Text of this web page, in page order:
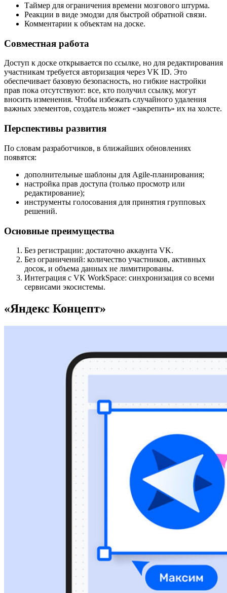
Таймер для ограничения времени мозгового штурма.
Реакции в виде эмодзи для быстрой обратной связи.
Комментарии к объектам на доске.
Совместная работа
Доступ к доске открывается по ссылке, но для редактирования
участникам требуется авторизация через VK ID. Это
обеспечивает базовую безопасность, но гибкие настройки
прав пока отсутствуют: все, кто получил ссылку, могут
вносить изменения. Чтобы избежать случайного удаления
важных элементов, создатель может «закрепить» их на холсте.
Перспективы развития
По словам разработчиков, в ближайших обновлениях
появятся:
дополнительные шаблоны для Agile-планирования;
настройка прав доступа (только просмотр или
редактирование);
инструменты голосования для принятия групповых
решений.
Основные преимущества
Без регистрации: достаточно аккаунта VK.
Без ограничений: количество участников, активных
досок, и объема данных не лимитированы.
Интеграция с VK WorkSpace: синхронизация со всеми
сервисами экосистемы.
«Яндекс Концепт»